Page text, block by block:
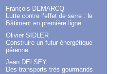
François DEMARCQ
Lutte contre l’effet de serre : le
Bâtiment en première ligne
Olivier SIDLER
Construire un futur énergétique
pérenne
Jean DELSEY
Des transports très gourmands